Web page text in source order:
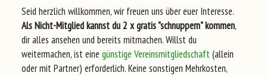
Seid herzlich willkommen, wir freuen uns über euer Interesse.
Als Nicht-Mitglied kannst du 2 x gratis "schnuppern" kommen,
dir alles ansehen und bereits mitmachen. Willst du
weitermachen, ist eine günstige Vereinsmitgliedschaft(allein
oder mit Partner) erforderlich. Keine sonstigen Mehrkosten,